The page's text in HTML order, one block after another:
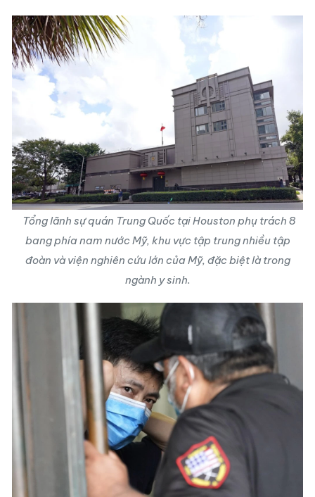
Tổng lãnh sự quán Trung Quốc tại Houston phụ trách 8
bang phía nam nước Mỹ, khu vực tập trung nhiều tập
đoàn và viện nghiên cứu lớn của Mỹ, đặc biệt là trong
ngành y sinh.